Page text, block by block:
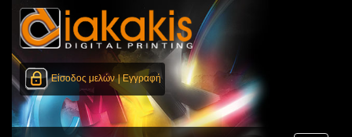
Είσοδος μελών | Εγγραφή